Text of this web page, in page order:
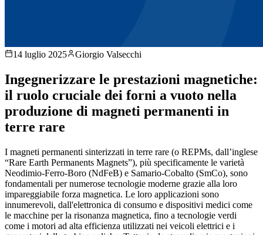
14 luglio 2025 Giorgio Valsecchi
Ingegnerizzare le prestazioni magnetiche:
il ruolo cruciale dei forni a vuoto nella
produzione di magneti permanenti in
terre rare
I magneti permanenti sinterizzati in terre rare (o REPMs, dall’inglese
“Rare Earth Permanents Magnets”), più specificamente le varietà
Neodimio-Ferro-Boro (NdFeB) e Samario-Cobalto (SmCo), sono
fondamentali per numerose tecnologie moderne grazie alla loro
impareggiabile forza magnetica. Le loro applicazioni sono
innumerevoli, dall'elettronica di consumo e dispositivi medici come
le macchine per la risonanza magnetica, fino a tecnologie verdi
come i motori ad alta efficienza utilizzati nei veicoli elettrici e i